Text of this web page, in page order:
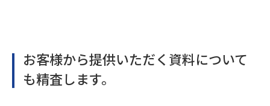
お客様から提供いただく資料について
も精査します。